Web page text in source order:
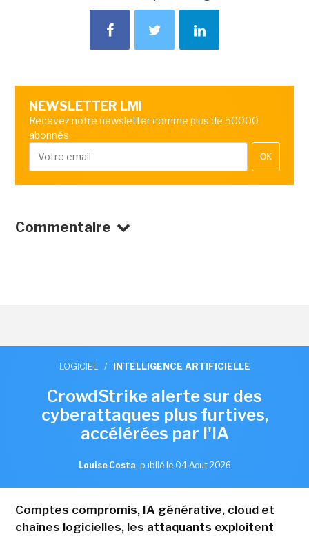
NEWSLETTER LMI
Recevez notre newsletter comme plus de 50000
abonnés
OK
Commentaire
LOGICIEL / INTELLIGENCE ARTIFICIELLE
CrowdStrike alerte sur des
cyberattaques plus furtives,
accélérées par l'IA
Louise Costa, publié le 04 Aout 2026
Comptes compromis, IA générative, cloud et
chaînes logicielles, les attaquants exploitent